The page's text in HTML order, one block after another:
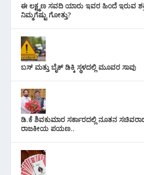
ಈ ಲಕ್ಷ್ಮಣ ಸವದಿ ಯಾರು ಇವರ ಹಿಂದೆ ಇರುವ
ನಿಮ್ಮಗೆಷ್ಟು ಗೋತ್ತು?
ಬಸ್ ಮತ್ತು ಬೈಕ್ ಡಿಕ್ಕಿ ಸ್ಥಳದಲ್ಲಿ ಮೂವರ ಸಾವು
ಡಿ.ಕೆ ಶಿವಕುಮಾರ ಸರ್ಕಾರದಲ್ಲಿ ನೂತನ
ರಾಜಕೀಯ ಪಯಣ..